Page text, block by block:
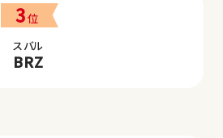
3位
スバル
BRZ